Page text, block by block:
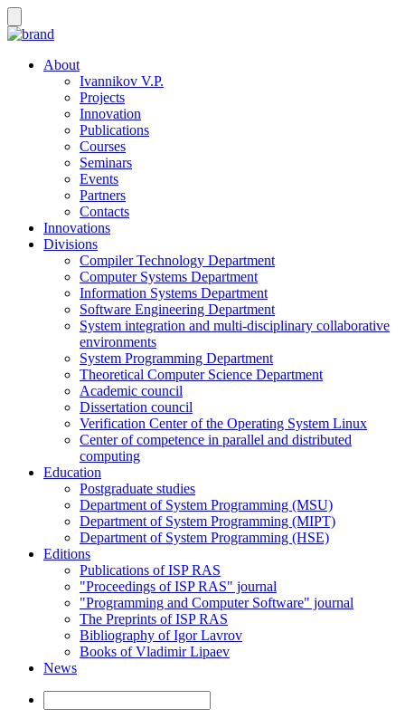
About
Ivannikov V.P.
Projects
Innovation
Publications
Courses
Seminars
Events
Partners
Contacts
Innovations
Divisions
Compiler Technology Department
Computer Systems Department
Information Systems Department
Software Engineering Department
System integration and multi-disciplinary collaborative
environments
System Programming Department
Theoretical Computer Science Department
Academic council
Dissertation council
Verification Center of the Operating System Linux
Center of competence in parallel and distributed
computing
Education
Postgraduate studies
Department of System Programming (MSU)
Department of System Programming (MIPT)
Department of System Programming (HSE)
Editions
Publications of ISP RAS
"Proceedings of ISP RAS" journal
"Programming and Computer Software" journal
The Preprints of ISP RAS
Bibliography of Igor Lavrov
Books of Vladimir Lipaev
News